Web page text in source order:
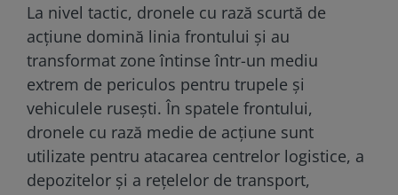
La nivel tactic, dronele cu rază scurtă de
acțiune domină linia frontului și au
transformat zone întinse într-un mediu
extrem de periculos pentru trupele și
vehiculele rusești. În spatele frontului,
dronele cu rază medie de acțiune sunt
utilizate pentru atacarea centrelor logistice, a
depozitelor și a rețelelor de transport,